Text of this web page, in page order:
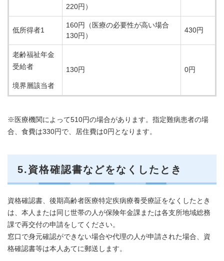
220円）
低所得者1
160円（医療の必要性が高い場合
130円）
430円
老齢福祉年金
受給者
境界層該当者
130円 0円
※医療機関によって510円の場合があります。指定難病患者の場
合、食費は330円で、居住費は0円となります。
5.資格確認書などをなくしたとき
資格確認書、後期高齢者医療特定疾病療養受療証をなくしたとき
は、本人または同じ世帯の人が保険年金課または各支所地域総務
課で再交付の申請をしてください。
窓口で身元確認ができない場合や代理の人が申請された場合、資
格確認書等は本人あてに郵送します。